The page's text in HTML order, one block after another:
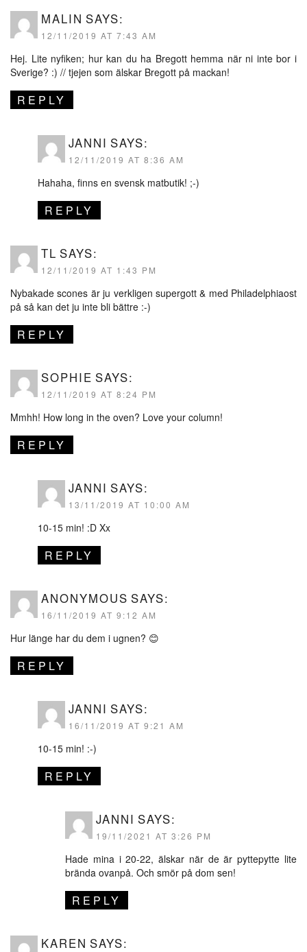
MALIN SAYS:
12/11/2019 AT 7:43 AM
Hej. Lite nyfiken; hur kan du ha Bregott hemma när ni inte bor i
Sverige? :) // tjejen som älskar Bregott på mackan!
REPLY
JANNI SAYS:
12/11/2019 AT 8:36 AM
Hahaha, finns en svensk matbutik! ;-)
REPLY
TL SAYS:
12/11/2019 AT 1:43 PM
Nybakade scones är ju verkligen supergott & med Philadelphiaost
på så kan det ju inte bli bättre :-)
REPLY
SOPHIE SAYS:
12/11/2019 AT 8:24 PM
Mmhh! How long in the oven? Love your column!
REPLY
JANNI SAYS:
13/11/2019 AT 10:00 AM
10-15 min! :D Xx
REPLY
ANONYMOUS SAYS:
16/11/2019 AT 9:12 AM
Hur länge har du dem i ugnen? 😊
REPLY
JANNI SAYS:
16/11/2019 AT 9:21 AM
10-15 min! :-)
REPLY
JANNI SAYS:
19/11/2021 AT 3:26 PM
Hade mina i 20-22, älskar när de är pyttepytte lite
brända ovanpå. Och smör på dom sen!
REPLY
KAREN SAYS: